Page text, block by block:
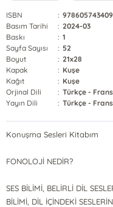
ISBN :
Basım Tarihi
: 2024-03
Baskı
: 1
Sayfa Sayısı
: 52
Boyut
: 21x28
Kapak
: Kuşe
Kağıt
: Kuşe
Orjinal Dili
: Türkçe -
Yayın Dili
: Türkçe -
Konuşma Sesleri Kitabım
FONOLOJİ NEDİR?
SES BİLİMİ, BELİRLİ DİL
BİLİMİ, DİL İÇİNDEKİ